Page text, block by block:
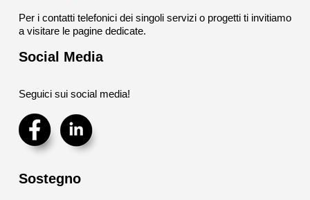
Per i contatti telefonici dei singoli servizi o progetti ti invitiamo
a visitare le pagine dedicate.
Social Media
Seguici sui social media!
Sostegno